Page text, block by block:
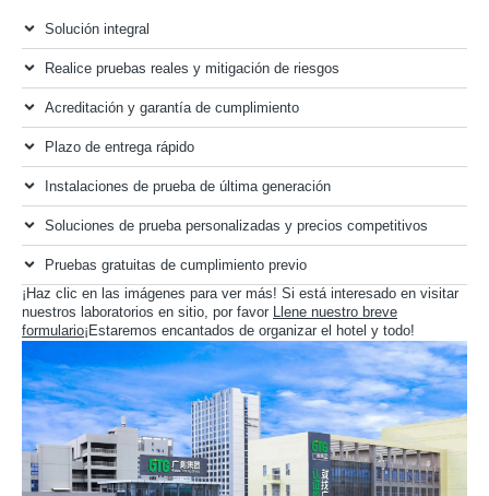
Solución integral
Realice pruebas reales y mitigación de riesgos
Acreditación y garantía de cumplimiento
Plazo de entrega rápido
Instalaciones de prueba de última generación
Soluciones de prueba personalizadas y precios competitivos
Pruebas gratuitas de cumplimiento previo
¡Haz clic en las imágenes para ver más! Si está interesado en visitar
nuestros laboratorios en sitio, por favor Llene nuestro breve
formulario¡Estaremos encantados de organizar el hotel y todo!